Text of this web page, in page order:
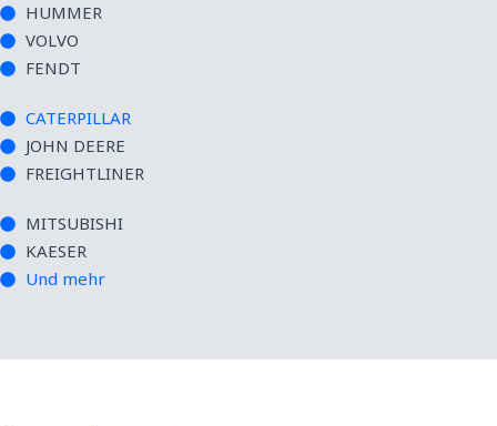
HUMMER
VOLVO
FENDT
CATERPILLAR
JOHN DEERE
FREIGHTLINER
MITSUBISHI
KAESER
Und mehr